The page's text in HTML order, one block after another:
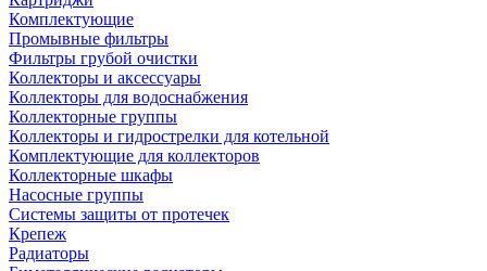
Комплектующие
Промывные фильтры
Фильтры грубой очистки
Коллекторы и аксессуары
Коллекторы для водоснабжения
Коллекторные группы
Коллекторы и гидрострелки для котельной
Комплектующие для коллекторов
Коллекторные шкафы
Насосные группы
Системы защиты от протечек
Крепеж
Радиаторы